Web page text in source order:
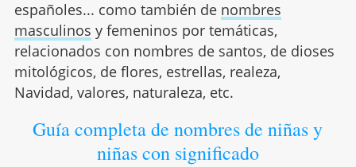
españoles... como también de nombres
masculinos y femeninos por temáticas,
relacionados con nombres de santos, de dioses
mitológicos, de flores, estrellas, realeza,
Navidad, valores, naturaleza, etc.
Guía completa de nombres de niñas y
niñas con significado